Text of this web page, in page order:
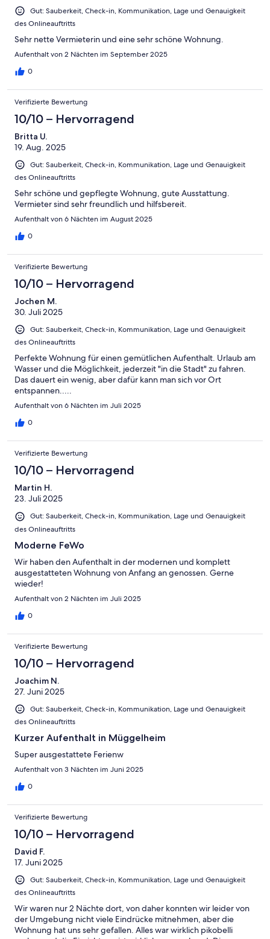
Gut: Sauberkeit, Check-in, Kommunikation, Lage und Genauigkeit
des Onlineauftritts
Sehr nette Vermieterin und eine sehr schöne Wohnung.
Aufenthalt von 2 Nächten im September 2025
0
Verifizierte Bewertung
10/10 – Hervorragend
Britta U.
19. Aug. 2025
Gut: Sauberkeit, Check-in, Kommunikation, Lage und Genauigkeit
des Onlineauftritts
Sehr schöne und gepflegte Wohnung, gute Ausstattung.
Vermieter sind sehr freundlich und hilfsbereit.
Aufenthalt von 6 Nächten im August 2025
0
Verifizierte Bewertung
10/10 – Hervorragend
Jochen M.
30. Juli 2025
Gut: Sauberkeit, Check-in, Kommunikation, Lage und Genauigkeit
des Onlineauftritts
Perfekte Wohnung für einen gemütlichen Aufenthalt. Urlaub am
Wasser und die Möglichkeit, jederzeit "in die Stadt" zu fahren.
Das dauert ein wenig, aber dafür kann man sich vor Ort
entspannen.....
Aufenthalt von 6 Nächten im Juli 2025
0
Verifizierte Bewertung
10/10 – Hervorragend
Martin H.
23. Juli 2025
Gut: Sauberkeit, Check-in, Kommunikation, Lage und Genauigkeit
des Onlineauftritts
Moderne FeWo
Wir haben den Aufenthalt in der modernen und komplett
ausgestatteten Wohnung von Anfang an genossen. Gerne
wieder!
Aufenthalt von 2 Nächten im Juli 2025
0
Verifizierte Bewertung
10/10 – Hervorragend
Joachim N.
27. Juni 2025
Gut: Sauberkeit, Check-in, Kommunikation, Lage und Genauigkeit
des Onlineauftritts
Kurzer Aufenthalt in Müggelheim
Super ausgestattete Ferienw
Aufenthalt von 3 Nächten im Juni 2025
0
Verifizierte Bewertung
10/10 – Hervorragend
David F.
17. Juni 2025
Gut: Sauberkeit, Check-in, Kommunikation, Lage und Genauigkeit
des Onlineauftritts
Wir waren nur 2 Nächte dort, von daher konnten wir leider von
der Umgebung nicht viele Eindrücke mitnehmen, aber die
Wohnung hat uns sehr gefallen. Alles war wirklich pikobelli